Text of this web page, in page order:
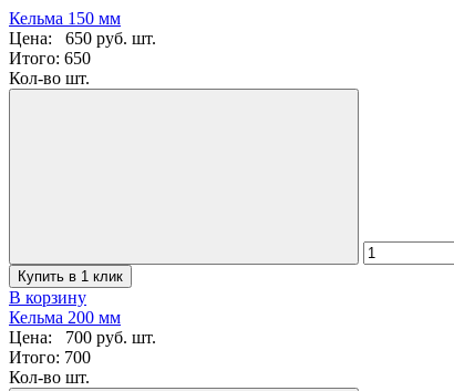
Кельма 150 мм
Цена:
650 руб. шт.
Итого: 650
Кол-во шт.
Купить в 1 клик
В корзину
Кельма 200 мм
Цена:
700 руб. шт.
Итого: 700
Кол-во шт.